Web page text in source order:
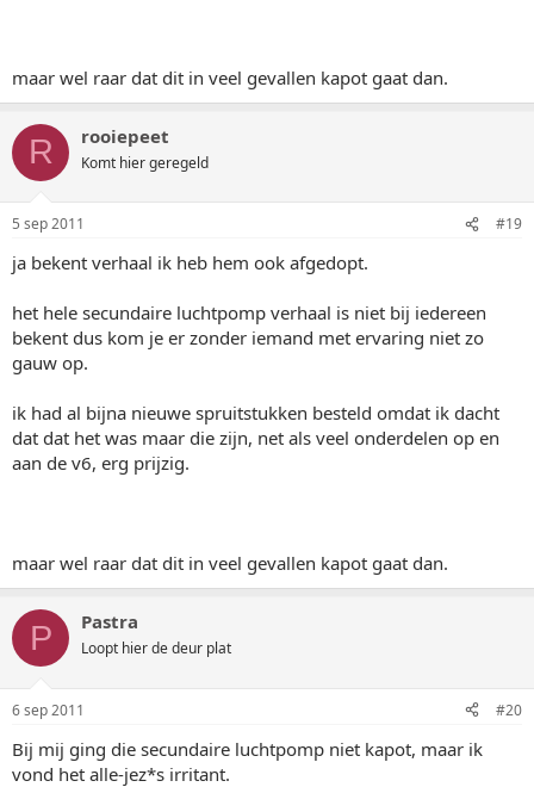
maar wel raar dat dit in veel gevallen kapot gaat dan.
R rooiepeet
Komt hier geregeld
5 sep 2011 #19
ja bekent verhaal ik heb hem ook afgedopt.
het hele secundaire luchtpomp verhaal is niet bij iedereen
bekent dus kom je er zonder iemand met ervaring niet zo
gauw op.
ik had al bijna nieuwe spruitstukken besteld omdat ik dacht
dat dat het was maar die zijn, net als veel onderdelen op en
aan de v6, erg prijzig.
maar wel raar dat dit in veel gevallen kapot gaat dan.
P Pastra
Loopt hier de deur plat
6 sep 2011 #20
Bij mij ging die secundaire luchtpomp niet kapot, maar ik
vond het alle-jez*s irritant.